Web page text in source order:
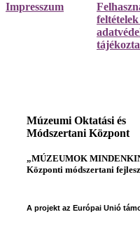
Impresszum
feltételek
Múzeumi Oktatási és
Módszertani Központ
„MÚZEUMOK
Központi módszertani
A projekt az Európai Unió